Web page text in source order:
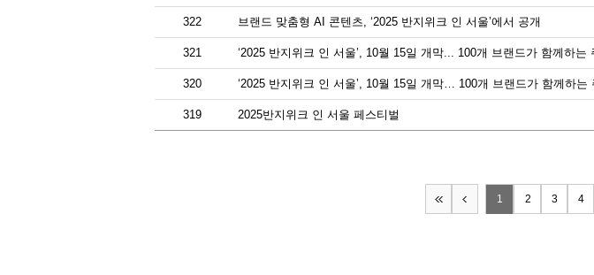
322 브랜드 맞춤형 AI 콘텐츠, ‘2025 반지위크 인 서울’에서 공개
321 ‘2025 반지위크 인 서울’, 10월 15일 개막... 100개 브랜드가 함께하는
320 ‘2025 반지위크 인 서울’, 10월 15일 개막… 100개 브랜드가 함께하는
319 2025반지위크 인 서울 페스티벌
1 2 3 4